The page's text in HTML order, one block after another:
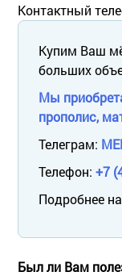
Контактный
Купим Ваш
больших
Мы
прополис,
Телеграм:
Телефон: +7
Подробнее
Был ли Вам